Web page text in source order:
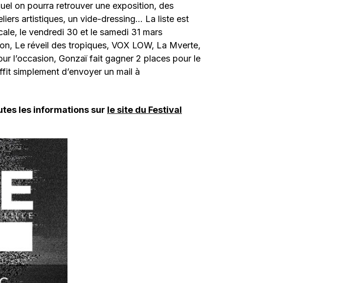
on pourra retrouver une exposition, des
artistiques, un vide-dressing… La liste est
le vendredi 30 et le samedi 31 mars
Le réveil des tropiques, VOX LOW, La Mverte,
l’occasion, Gonzaï fait gagner 2 places pour le
simplement d’envoyer un mail à
les informations sur le site du Festival